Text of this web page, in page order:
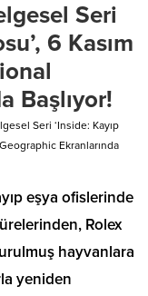
Seri
6 Kasım
Başlıyor!
Seri ‘Inside: Kayıp
Ekranlarında
eşya ofislerinde
Rolex
hayvanlara
yeniden